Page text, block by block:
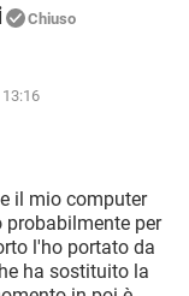
10
10
Chiuso
il mio computer
probabilmente per
l'ho portato da
ha sostituito la